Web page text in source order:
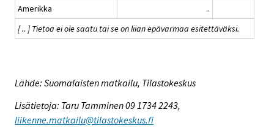
Amerikka
..
[ .. ] Tietoa ei ole saatu tai se on liian epävarmaa esitettäväksi.
Lähde: Suomalaisten matkailu, Tilastokeskus
Lisätietoja: Taru Tamminen 09 1734 2243,
liikenne.matkailu@tilastokeskus.fi